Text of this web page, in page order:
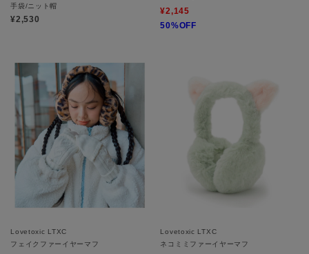
手袋/ニット帽
¥2,530
¥2,145
50%OFF
Lovetoxic LTXC
フェイクファーイヤーマフ
Lovetoxic LTXC
ネコミミファーイヤーマフ